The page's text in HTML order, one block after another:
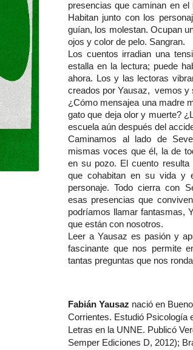
presencias que caminan en
Habitan junto con los
guían, los molestan. Ocupan
ojos y color de pelo. Sangran.
Los cuentos irradian una
estalla en la lectura; puede
ahora. Los y las lectoras
creados por Yausaz,  vemos
¿Cómo mensajea una madre
gato que deja olor y muerte?
escuela aún después del
Caminamos al lado de
mismas voces que él, la de
en su pozo. El cuento resulta
que cohabitan en su vida y
personaje. Todo cierra con
esas presencias que
podríamos llamar fantasmas,
que están con nosotros.
Leer a Yausaz es pasión y
fascinante que nos permite
tantas preguntas que nos
Fabián Yausaz nació en
Corrientes. Estudió Psicología
Letras en la UNNE. Publicó
Semper Ediciones D, 2012);